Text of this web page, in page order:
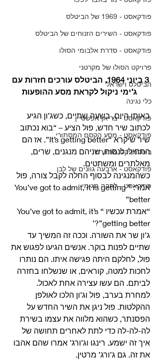
פודקאסט - 1969 של הביטלס
פודקאסט - השירים הזנוחים של הביטלס
פודקאסט - סדרת אלבומי הסולו
פרויקט הסולו של מקרטני
הביטלס וישראל
כלי נגינה
פודקאסט - בריאן אפשטיין
פודקאסט - מסע הקסם המסתורי
ביטלמניקס מתארח
פודקאסט - ארבעה גוונים של לבן
פודקאסט - להקה מגומי
3 ביוני 1964, הביטלס עורכים חזרות עם
ג’ימי ניקול לקראת מסע ההופעות
באותו היום, בשעה שתיים, כשג’ון הגיע
לכתוב שיר חדש, פול הציע – “בוא נכתוב
שיר שיקרא “It’s getting better”. אז הם
התחילו לנסות, שניהם מנגנים, שרים,
מאלתרים ומשתטים.
כשהמנגינה לבסוף החלה לקבל צורה, פול
אמר: “You’ve got to admit, it is getting
better”
“אמרת עכשיו “You’ve got to admit, it’s
getting better”?’
ג’ון שר את השורה. וככה זה המשיך עד
שתיים לפנות בוקר. אנשים הגיעו לפגוש את
פול, לחלקם היתה פגישה איתו. הם נותרו
לחכות למטה, קוראים, או שנשלחו בחזרה
לביתם. הם עשו עצירה אחת לאכול.
למחרת בערב, פול וג’ון הלכו לאולפן
ההקלטות. פול ניגן את השיר החדש על
הפסנתר, כשהוא מלווה את עצמו בשירת
לה-לה-לה כדי לתת לאחרים תחושה של
איך זה ישמע. רינגו וג’ורג’ אמרו שהם אהבו
את זה. גם ג’ורג’ מרטין.